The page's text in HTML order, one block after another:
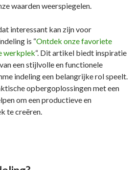
waarden weerspiegelen.
interessant kan zijn voor
is “Ontdek onze favoriete
werkplek“. Dit artikel biedt inspiratie
een stijlvolle en functionele
indeling een belangrijke rol speelt.
opbergoplossingen met een
om een productieve en
te creëren.